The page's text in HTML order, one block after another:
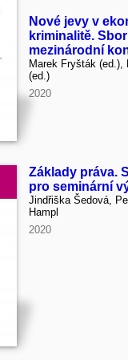
Nové jevy v
kriminalitě.
mezinárodní
Marek Fryšták (ed.),
(ed.)
2020
Základy práva.
pro seminární
Jindřiška Šedová,
Hampl
2020